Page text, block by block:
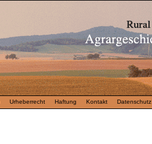
Urheberrecht Haftung Kontakt Datenschutz